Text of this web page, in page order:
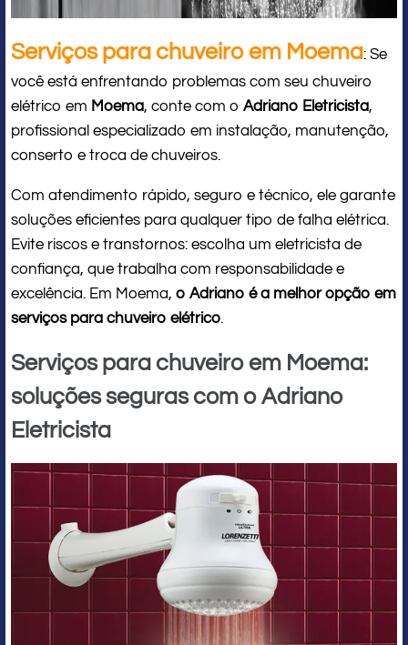
Serviços para chuveiro em Moema: Se
você está enfrentando problemas com seu chuveiro
elétrico em Moema, conte com o Adriano Eletricista,
profissional especializado em instalação, manutenção,
conserto e troca de chuveiros.
Com atendimento rápido, seguro e técnico, ele garante
soluções eficientes para qualquer tipo de falha elétrica.
Evite riscos e transtornos: escolha um eletricista de
confiança, que trabalha com responsabilidade e
excelência. Em Moema, o Adriano é a melhor opção em
serviços para chuveiro elétrico.
Serviços para chuveiro em Moema:
soluções seguras com o Adriano
Eletricista